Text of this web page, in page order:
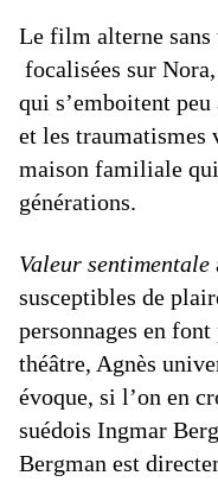
Le film alterne sans
focalisées sur
qui s’emboitent
et les traumatismes
maison familiale
générations.
Valeur sentimentale
susceptibles de
personnages en
théâtre, Agnès
évoque, si l’on en
suédois Ingmar
Bergman est